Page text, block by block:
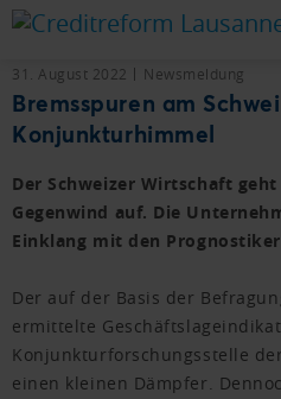
31. August 2022 Newsmeldung
Bremsspuren am
Konjunkturhimmel
Der Schweizer Wirtschaft
Gegenwind auf. Die
Einklang mit den
Der auf der Basis der
ermittelte
Konjunkturforschungsstelle
einen kleinen Dämpfer.